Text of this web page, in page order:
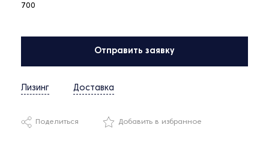
700
Отправить заявку
Лизинг Доставка
Поделиться Добавить в избранное